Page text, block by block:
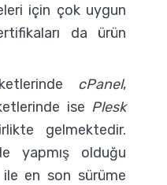
için çok uygun
da ürün
cPanel,
ise Plesk
gelmektedir.
yapmış olduğu
ile en son sürüme